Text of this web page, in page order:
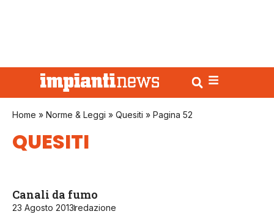
Home » Norme & Leggi » Quesiti » Pagina 52
QUESITI
Canali da fumo
23 Agosto 2013redazione